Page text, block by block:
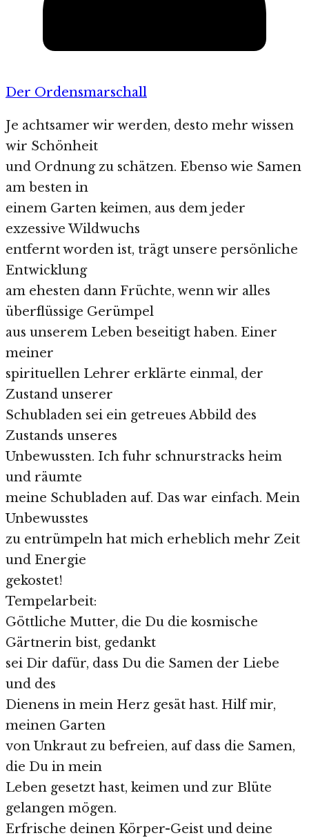
Der Ordensmarschall
Je achtsamer wir werden, desto mehr wissen
wir Schönheit
und Ordnung zu schätzen. Ebenso wie Samen
am besten in
einem Garten keimen, aus dem jeder
exzessive Wildwuchs
entfernt worden ist, trägt unsere persönliche
Entwicklung
am ehesten dann Früchte, wenn wir alles
überflüssige Gerümpel
aus unserem Leben beseitigt haben. Einer
meiner
spirituellen Lehrer erklärte einmal, der
Zustand unserer
Schubladen sei ein getreues Abbild des
Zustands unseres
Unbewussten. Ich fuhr schnurstracks heim
und räumte
meine Schubladen auf. Das war einfach. Mein
Unbewusstes
zu entrümpeln hat mich erheblich mehr Zeit
und Energie
gekostet!
Tempelarbeit:
Göttliche Mutter, die Du die kosmische
Gärtnerin bist, gedankt
sei Dir dafür, dass Du die Samen der Liebe
und des
Dienens in mein Herz gesät hast. Hilf mir,
meinen Garten
von Unkraut zu befreien, auf dass die Samen,
die Du in mein
Leben gesetzt hast, keimen und zur Blüte
gelangen mögen.
Erfrische deinen Körper-Geist und deine